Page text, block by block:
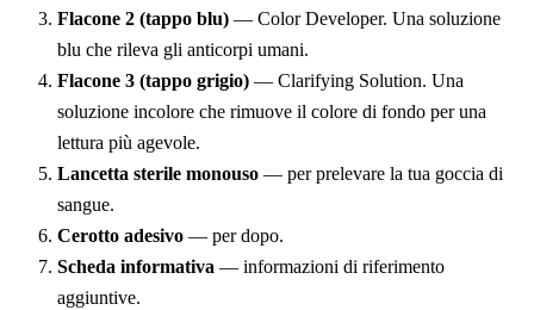
Flacone 2 (tappo blu) — Color Developer. Una soluzione
blu che rileva gli anticorpi umani.
Flacone 3 (tappo grigio) — Clarifying Solution. Una
soluzione incolore che rimuove il colore di fondo per una
lettura più agevole.
Lancetta sterile monouso — per prelevare la tua goccia di
sangue.
Cerotto adesivo — per dopo.
Scheda informativa — informazioni di riferimento
aggiuntive.